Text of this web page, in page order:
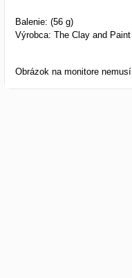
Balenie: (56 g)
Výrobca: The Clay and
Obrázok na monitore